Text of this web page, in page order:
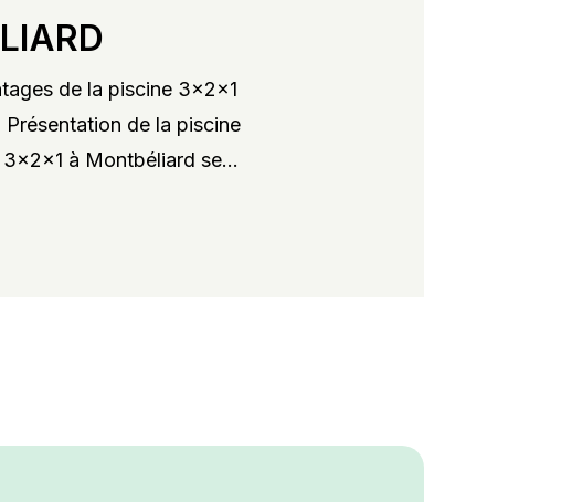
de la piscine 3x2x1
de la piscine
à Montbéliard se...